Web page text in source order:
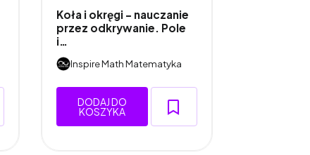
Koła i okręgi - nauczanie
przez odkrywanie. Pole
i…
Inspire Math Matematyka
DODAJ DO
KOSZYKA